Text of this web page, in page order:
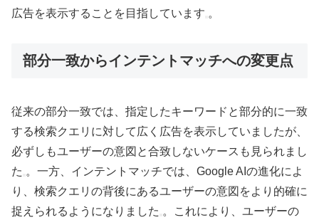
広告を表示することを目指しています 。
部分一致からインテントマッチへの変更点
従来の部分一致では、指定したキーワードと部分的に一致
する検索クエリに対して広く広告を表示していましたが、
必ずしもユーザーの意図と合致しないケースも見られまし
た 。一方、インテントマッチでは、Google AIの進化によ
り、検索クエリの背後にあるユーザーの意図をより的確に
捉えられるようになりました 。これにより、ユーザーの